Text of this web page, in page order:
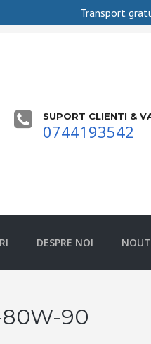
SUPORT CLIENTI &
0744193542
DESPRE NOI
80W-90
Transport